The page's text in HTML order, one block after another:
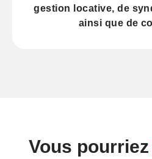
gestion locative, de
ainsi que de
Vous pourriez